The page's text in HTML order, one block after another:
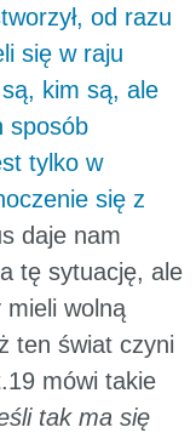
od razu
się w raju
kim są, ale
sposób
tylko w
się z
daje nam
tę sytuację, ale
wolną
ten świat czyni
mówi takie
tak ma się